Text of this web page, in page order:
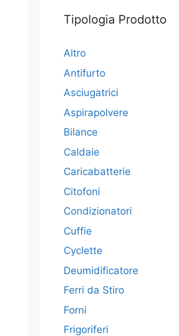
Tipologia Prodotto
Altro
Antifurto
Asciugatrici
Aspirapolvere
Bilance
Caldaie
Caricabatterie
Citofoni
Condizionatori
Cuffie
Cyclette
Deumidificatore
Ferri da Stiro
Forni
Frigoriferi